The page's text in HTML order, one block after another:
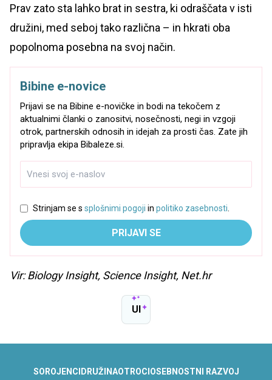
Prav zato sta lahko brat in sestra, ki odraščata v isti
družini, med seboj tako različna – in hkrati oba
popolnoma posebna na svoj način.
Bibine e-novice
Prijavi se na Bibine e-novičke in bodi na tekočem z
aktualnimi članki o zanositvi, nosečnosti, negi in vzgoji
otrok, partnerskih odnosih in idejah za prosti čas. Zate jih
pripravlja ekipa Bibaleze.si.
Strinjam se s splošnimi pogoji in politiko zasebnosti
PRIJAVI SE
Vir: Biology Insight, Science Insight, Net.hr
UI
SOROJENCI DRUŽINAOTROCI OSEBNOSTNI RAZVOJ